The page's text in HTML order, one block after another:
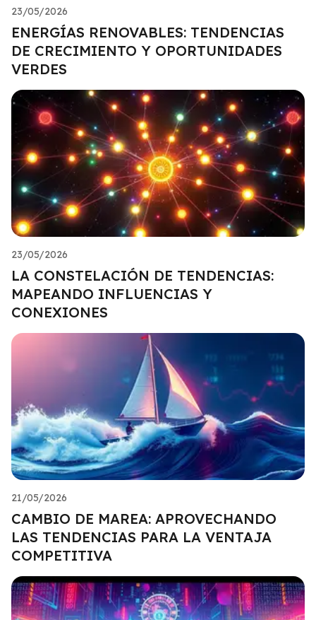
23/05/2026
ENERGÍAS RENOVABLES: TENDENCIAS
DE CRECIMIENTO Y OPORTUNIDADES
VERDES
23/05/2026
LA CONSTELACIÓN DE TENDENCIAS:
MAPEANDO INFLUENCIAS Y
CONEXIONES
21/05/2026
CAMBIO DE MAREA: APROVECHANDO
LAS TENDENCIAS PARA LA VENTAJA
COMPETITIVA